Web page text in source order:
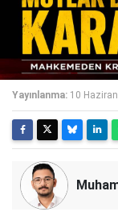
Yayınlanma: 10